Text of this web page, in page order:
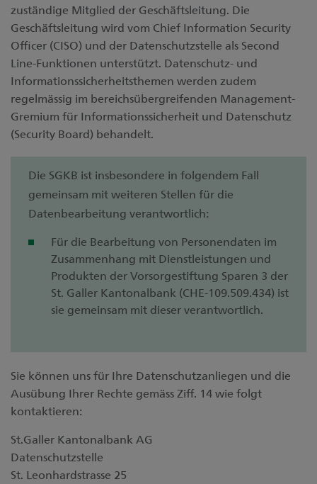
zuständige Mitglied der Geschäftsleitung. Die
Geschäftsleitung wird vom Chief Information Security
Officer (CISO) und der Datenschutzstelle als Second
Line-Funktionen unterstützt. Datenschutz- und
Informationssicherheitsthemen werden zudem
regelmässig im bereichsübergreifenden Management-
Gremium für Informationssicherheit und Datenschutz
(Security Board) behandelt.
Die SGKB ist insbesondere in folgendem Fall
gemeinsam mit weiteren Stellen für die
Datenbearbeitung verantwortlich:
Für die Bearbeitung von Personendaten im
Zusammenhang mit Dienstleistungen und
Produkten der Vorsorgestiftung Sparen 3 der
St. Galler Kantonalbank (CHE-109.509.434) ist
sie gemeinsam mit dieser verantwortlich.
Sie können uns für Ihre Datenschutzanliegen und die
Ausübung Ihrer Rechte gemäss Ziff. 14 wie folgt
kontaktieren:
St.Galler Kantonalbank AG
Datenschutzstelle
St. Leonhardstrasse 25